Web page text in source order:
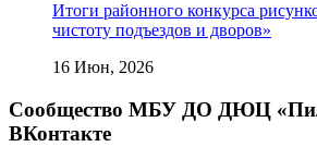
Итоги районного конкурса
чистоту подъездов и дворов»
16 Июн, 2026
Сообщество МБУ ДО ДЮЦ
ВКонтакте